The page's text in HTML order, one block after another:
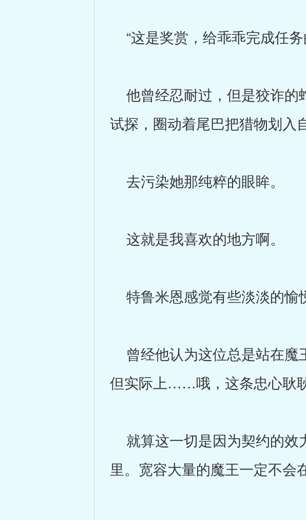
“这是奖赏，给乖乖完成任务
他曾经忍耐过，但是狡诈的
试探，圈动着尾巴把猎物划
去污染她那纯粹的眼眸。
这就是我喜欢的地方啊。
特鲁米恩感觉有些淡淡的愉
曾经他认为这位总是站在魔
但实际上……哦，这条忠心耿
就算这一切是因为契约的效
里。宽容大量的魔王一定不会